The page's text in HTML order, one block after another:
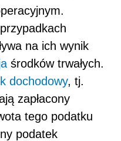
na ich wynik
środków trwałych.
dochodowy, tj.
zapłacony
tego podatku
podatek